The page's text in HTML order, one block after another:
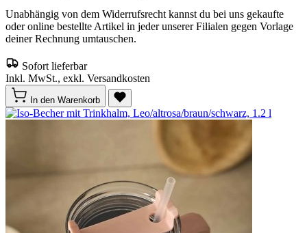
Unabhängig von dem Widerrufsrecht kannst du bei uns gekaufte
oder online bestellte Artikel in jeder unserer Filialen gegen Vorlage
deiner Rechnung umtauschen.
Sofort lieferbar
Inkl. MwSt., exkl. Versandkosten
In den Warenkorb